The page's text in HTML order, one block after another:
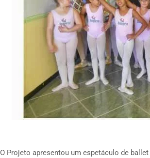
O Projeto apresentou um espetáculo de